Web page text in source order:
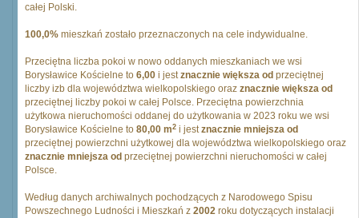
całej Polski.
100,0% mieszkań zostało przeznaczonych na cele indywidualne.
Przeciętna liczba pokoi w nowo oddanych mieszkaniach we wsi
Borysławice Kościelne to 6,00 i jestznacznie większa od przeciętnej
liczby izb dla województwa wielkopolskiego oraz znacznie większa od
przeciętnej liczby pokoi w całej Polsce. Przeciętna powierzchnia
użytkowa nieruchomości oddanej do użytkowania w 2023 roku we wsi
Borysławice Kościelne to 80,00 m2 i jestznacznie mniejsza od
przeciętnej powierzchni użytkowej dla województwa wielkopolskiego oraz
znacznie mniejsza od przeciętnej powierzchni nieruchomości w całej
Polsce.
Według danych archiwalnych pochodzących z Narodowego Spisu
Powszechnego Ludności i Mieszkań z 2002 roku dotyczących instalacji